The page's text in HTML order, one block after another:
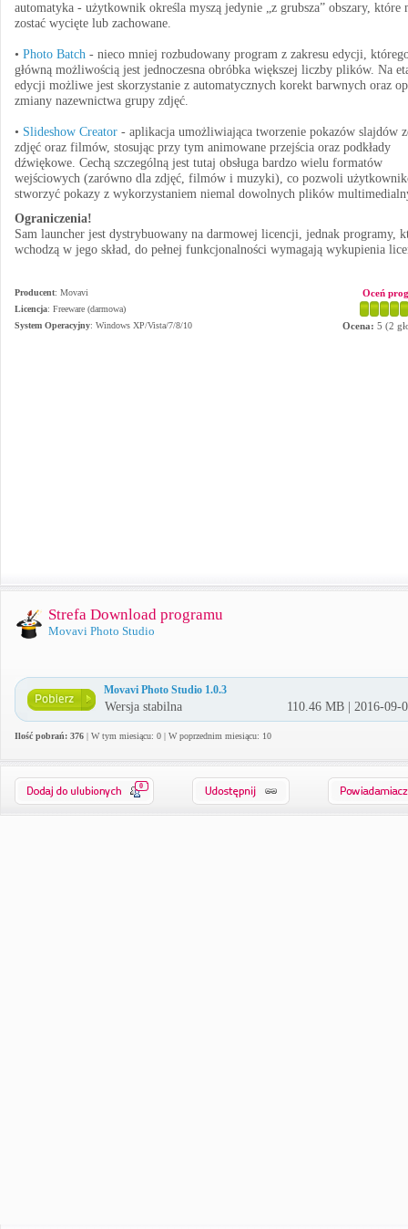
automatyka - użytkownik określa myszą jedynie „z grubsza” obszary, które
zostać wycięte lub zachowane.
• Photo Batch - nieco mniej rozbudowany program z zakresu edycji,
główną możliwością jest jednoczesna obróbka większej liczby plików. Na
edycji możliwe jest skorzystanie z automatycznych korekt barwnych oraz
zmiany nazewnictwa grupy zdjęć.
• Slideshow Creator - aplikacja umożliwiająca tworzenie pokazów slajdów
zdjęć oraz filmów, stosując przy tym animowane przejścia oraz podkłady
dźwiękowe. Cechą szczególną jest tutaj obsługa bardzo wielu formatów
wejściowych (zarówno dla zdjęć, filmów i muzyki), co pozwoli
stworzyć pokazy z wykorzystaniem niemal dowolnych plików
Ograniczenia!
Sam launcher jest dystrybuowany na darmowej licencji, jednak programy,
wchodzą w jego skład, do pełnej funkcjonalności wymagają wykupienia
Producent: Movavi
Licencja: Freeware (darmowa)
System Operacyjny: Windows XP/Vista/7/8/10
Oceń
Ocena: 5 (2
Strefa Download programu
Movavi Photo Studio
Movavi Photo Studio 1.0.3
Wersja stabilna 110.46 MB | 2016-09-
Ilość pobrań: 376 | W tym miesiącu: 0 | W poprzednim miesiącu: 10
0